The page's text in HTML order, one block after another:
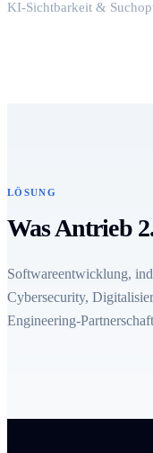
KI-Sichtbarkeit &
LÖSUNG
Was Antrieb
Softwareentwicklung,
Cybersecurity,
Engineering-